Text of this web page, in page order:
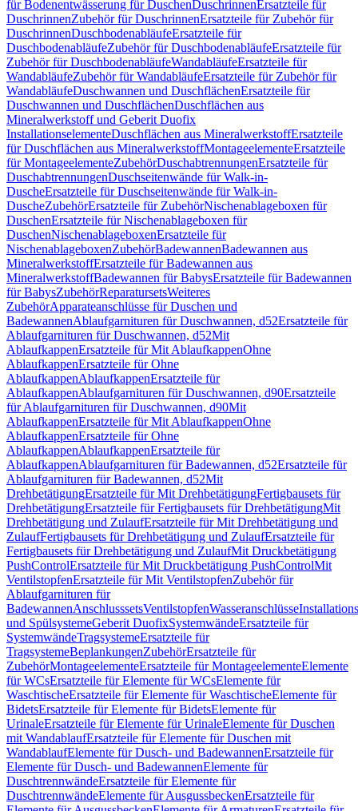
für Bodenentwässerung für DuschenDuschrinnenErsatzteile für
DuschrinnenZubehör für DuschrinnenErsatzteile für Zubehör für
DuschrinnenDuschbodenabläufeErsatzteile für
DuschbodenabläufeZubehör für DuschbodenabläufeErsatzteile für
Zubehör für DuschbodenabläufeWandabläufeErsatzteile für
WandabläufeZubehör für WandabläufeErsatzteile für Zubehör für
WandabläufeDuschwannen und DuschflächenErsatzteile für
Duschwannen und DuschflächenDuschflächen aus
Mineralwerkstoff und Geberit Duofix
InstallationselementeDuschflächen aus MineralwerkstoffErsatzteile
für Duschflächen aus MineralwerkstoffMontageelementeErsatzteile
für MontageelementeZubehörDuschabtrennungenErsatzteile für
DuschabtrennungenDuschseitenwände für Walk-in-
DuscheErsatzteile für Duschseitenwände für Walk-in-
DuscheZubehörErsatzteile für ZubehörNischenablageboxen für
DuschenErsatzteile für Nischenablageboxen für
DuschenNischenablageboxenErsatzteile für
NischenablageboxenZubehörBadewannenBadewannen aus
MineralwerkstoffErsatzteile für Badewannen aus
MineralwerkstoffBadewannen für BabysErsatzteile für Badewannen
für BabysZubehörReparatursetsWeiteres
ZubehörApparateanschlüsse für Duschen und
BadewannenAblaufgarnituren für Duschwannen, d52Ersatzteile für
Ablaufgarnituren für Duschwannen, d52Mit
AblaufkappenErsatzteile für Mit AblaufkappenOhne
AblaufkappenErsatzteile für Ohne
AblaufkappenAblaufkappenErsatzteile für
AblaufkappenAblaufgarnituren für Duschwannen, d90Ersatzteile
für Ablaufgarnituren für Duschwannen, d90Mit
AblaufkappenErsatzteile für Mit AblaufkappenOhne
AblaufkappenErsatzteile für Ohne
AblaufkappenAblaufkappenErsatzteile für
AblaufkappenAblaufgarnituren für Badewannen, d52Ersatzteile für
Ablaufgarnituren für Badewannen, d52Mit
DrehbetätigungErsatzteile für Mit DrehbetätigungFertigbausets für
DrehbetätigungErsatzteile für Fertigbausets für DrehbetätigungMit
Drehbetätigung und ZulaufErsatzteile für Mit Drehbetätigung und
ZulaufFertigbausets für Drehbetätigung und ZulaufErsatzteile für
Fertigbausets für Drehbetätigung und ZulaufMit Druckbetätigung
PushControlErsatzteile für Mit Druckbetätigung PushControlMit
VentilstopfenErsatzteile für Mit VentilstopfenZubehör für
Ablaufgarnituren für
BadewannenAnschlusssetsVentilstopfenWasseranschlüsse
und SpülsystemeGeberit DuofixSystemwändeErsatzteile für
SystemwändeTragsystemeErsatzteile für
TragsystemeBeplankungenZubehörErsatzteile für
ZubehörMontageelementeErsatzteile für MontageelementeElemente
für WCsErsatzteile für Elemente für WCsElemente für
WaschtischeErsatzteile für Elemente für WaschtischeElemente für
BidetsErsatzteile für Elemente für BidetsElemente für
UrinaleErsatzteile für Elemente für UrinaleElemente für Duschen
mit WandablaufErsatzteile für Elemente für Duschen mit
WandablaufElemente für Dusch- und BadewannenErsatzteile für
Elemente für Dusch- und BadewannenElemente für
DuschtrennwändeErsatzteile für Elemente für
DuschtrennwändeElemente für AusgussbeckenErsatzteile für